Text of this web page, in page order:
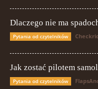
Dlaczego nie ma
Pytania od czytelników
Jak zostać pilotem
Pytania od czytelników